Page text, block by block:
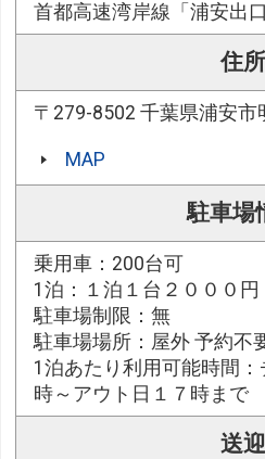
首都高速湾岸線「浦安出
住所
〒279-8502 千葉県浦安市
MAP
駐車場
乗用車：200台可
1泊：１泊１台２０００円
駐車場制限：無
駐車場場所：屋外 予約不
1泊あたり利用可能時間
時～アウト日１７時まで
送迎